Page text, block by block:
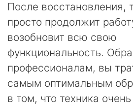
После восстановления,
просто продолжит
возобновит всю свою
функциональность.
профессионалам, вы
самым оптимальным
в том, что техника